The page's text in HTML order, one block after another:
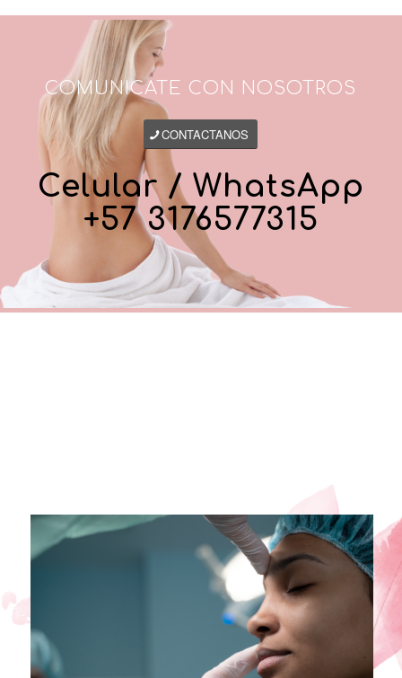
COMUNICATE CON NOSOTROS
CONTACTANOS
Celular / WhatsApp
+57 3176577315